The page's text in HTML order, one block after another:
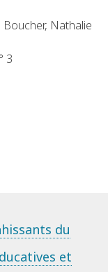
Nathalie
3
du
et